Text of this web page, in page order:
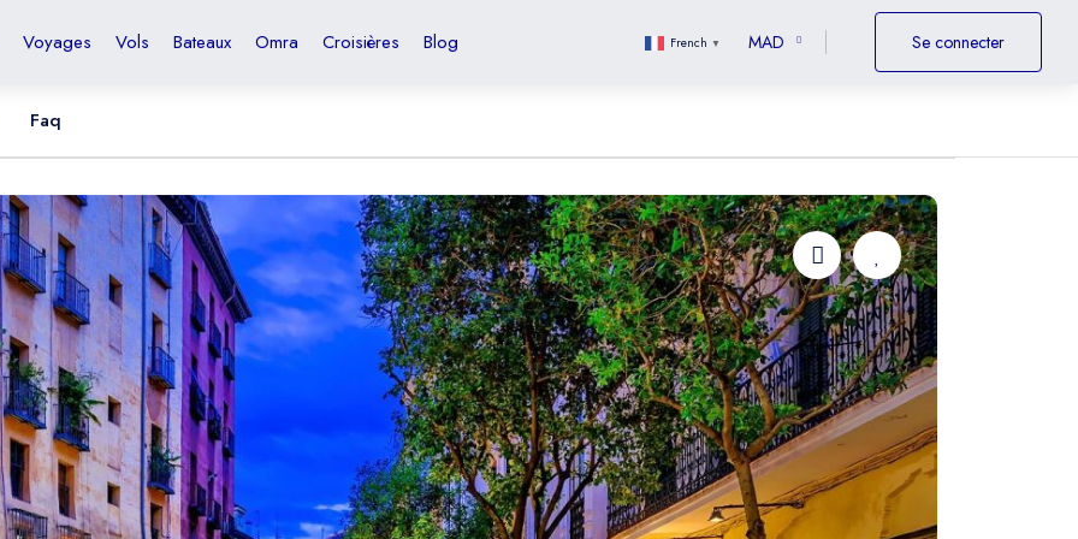
Voyages Vols Bateaux Omra Croisières Blog French ▼ MAD Se connecter
Faq
US Dollar
USD -$